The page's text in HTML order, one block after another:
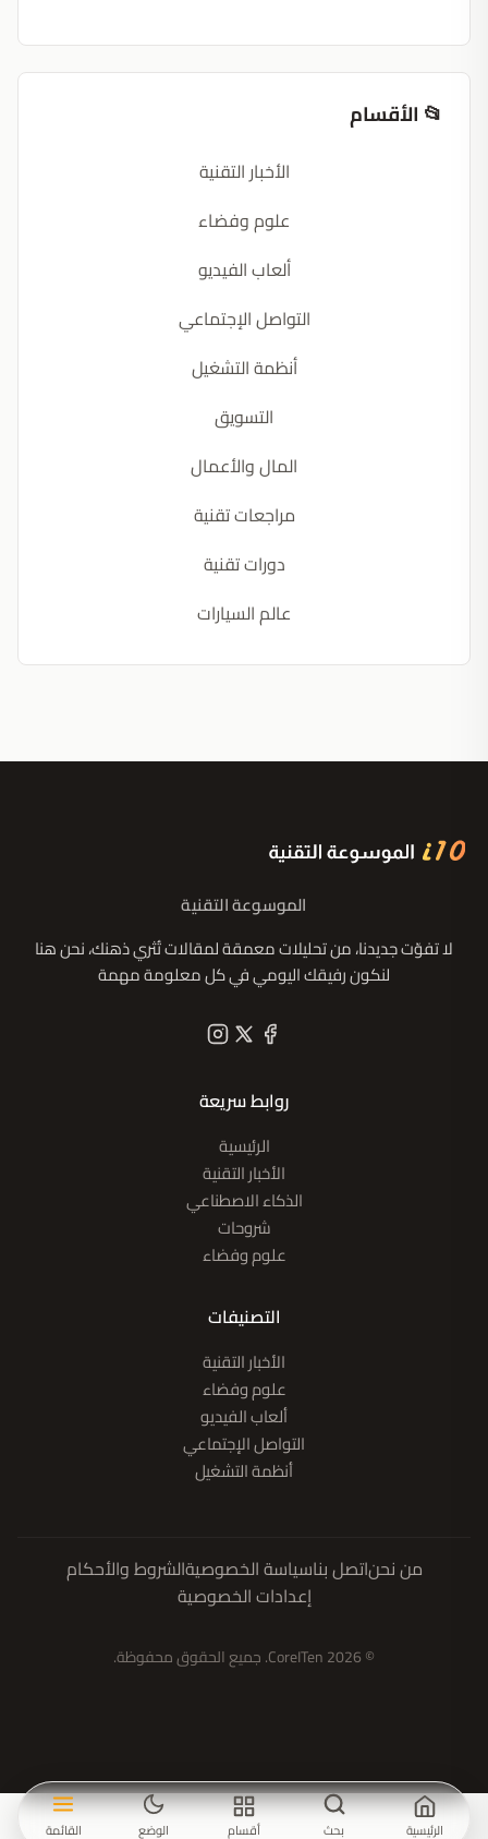
📂 الأقسام
الأخبار التقنية
علوم وفضاء
ألعاب الفيديو
التواصل الإجتماعي
أنظمة التشغيل
التسويق
المال والأعمال
مراجعات تقنية
دورات تقنية
عالم السيارات
الرئيسية بحث أقسام الوضع القائمة
الموسوعة التقنية
لا تفوّت جديدنا، من تحليلات معمقة لمقالات تُثري ذهنك، نحن هنا
لنكون رفيقك اليومي في كل معلومة مهمة
روابط سريعة
الرئيسية
الأخبار التقنية
الذكاء الاصطناعي
شروحات
علوم وفضاء
التصنيفات
الأخبار التقنية
علوم وفضاء
ألعاب الفيديو
التواصل الإجتماعي
أنظمة التشغيل
من نحناتصل بناسياسة الخصوصيةالشروط والأحكام
إعدادات الخصوصية
© 2026 CoreITen. جميع الحقوق محفوظة.